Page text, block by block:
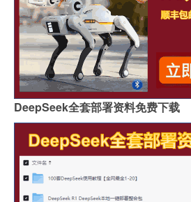
DeepSeek全套部署资料免费下载